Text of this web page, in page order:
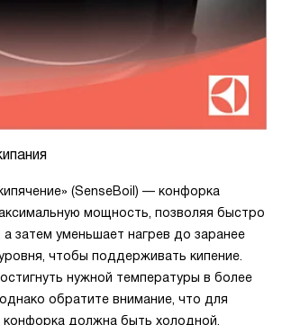
(SenseBoil) — конфорка
мощность, позволяя быстро
а затем уменьшает нагрев до заранее
чтобы поддерживать кипение.
нужной температуры в более
обратите внимание, что для
конфорка должна быть холодной.